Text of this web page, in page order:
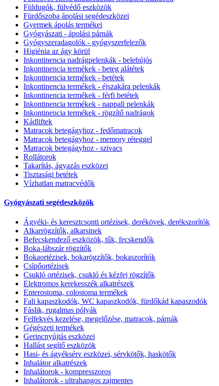
Füldugók, fülvédő eszközök
Fürdőszoba ápolási segédeszközei
Gyermek ápolás termékei
Gyógyászati - ápolási párnák
Gyógyszeradagolók - gyógyszerfelezők
Higiénia az ágy körül
Inkontinencia nadrágpelenkák - belebújós
Inkontinencia termékek - beteg alátétek
Inkontinencia termékek - betétek
Inkontinencia termékek - éjszakára pelenkák
Inkontinencia termékek - férfi betétek
Inkontinencia termékek - nappali pelenkák
Inkontinencia termékek - rögzítő nadrágok
Kádliftek
Matracok betegágyhoz - fedőmatracok
Matracok betegágyhoz - memory réteggel
Matracok betegágyhoz - szivacs
Rollátorok
Takarítás, ágyazás eszközei
Tisztasági betétek
Vízhatlan matracvédők
Gyógyászati segédeszközök
Ágyéki- és keresztcsonti ortézisek, derékövek, derékszorítók
Alkarrögzítők, alkarsinek
Befecskendező eszközök, tűk, fecskendők
Boka-lábszár rögzítők
Bokaortézisek, bokarögzítők, bokaszorítók
Csípőortézisek
Csukló ortézisek, csukló és kézfej rögzítők
Elektromos kerekesszék alkatrészek
Enterostoma, colostoma termékek
Fali kapaszkodók, WC kapaszkodók, fürdőkád kapaszodók
Fáslik, rugalmas pólyák
Felfekvés kezelése, megelőzése, matracok, párnák
Gégészeti termékek
Gerincnyújtás eszközei
Hallást segítő eszközök
Hasi- és ágyéksérv eszközei, sérvkötők, haskötők
Inhalátor alkatrészek
Inhalátorok - kompresszoros
Inhalátorok - ultrahangos zajmentes